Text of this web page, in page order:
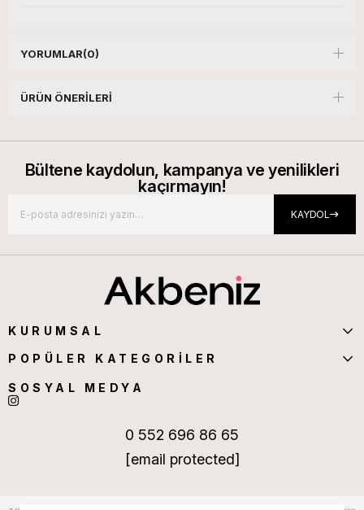
YORUMLAR(0)
ÜRÜN ÖNERILERI
Bültene kaydolun, kampanya ve yenilikleri
kaçırmayın!
KAYDOL
KURUMSAL
POPÜLER KATEGORİLER
SOSYAL MEDYA
0 552 696 86 65
[email protected]